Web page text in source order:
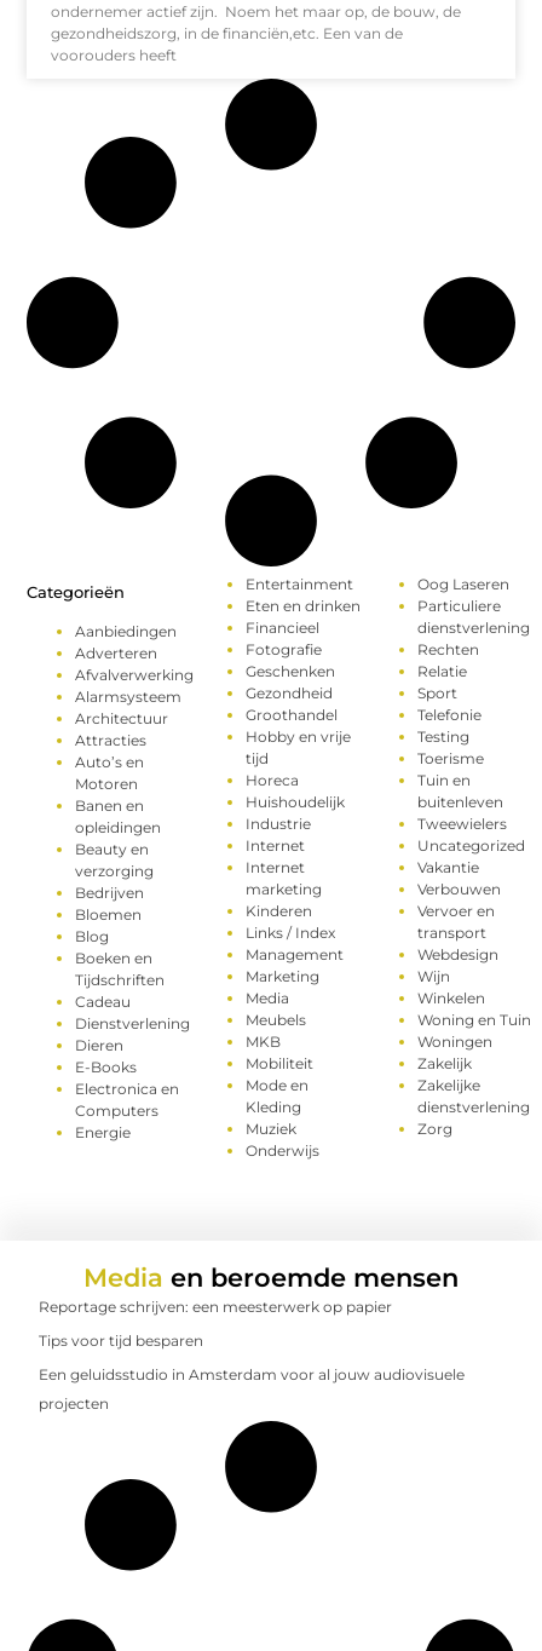
ondernemer actief zijn. Noem het maar op, de bouw, de
gezondheidszorg, in de financiën,etc. Een van de
voorouders heeft
Categorieën
Aanbiedingen
Adverteren
Afvalverwerking
Alarmsysteem
Architectuur
Attracties
Auto’s en
Motoren
Banen en
opleidingen
Beauty en
verzorging
Bedrijven
Bloemen
Blog
Boeken en
Tijdschriften
Cadeau
Dienstverlening
Dieren
E-Books
Electronica en
Computers
Energie
Entertainment
Eten en drinken
Financieel
Fotografie
Geschenken
Gezondheid
Groothandel
Hobby en vrije
tijd
Horeca
Huishoudelijk
Industrie
Internet
Internet
marketing
Kinderen
Links / Index
Management
Marketing
Media
Meubels
MKB
Mobiliteit
Mode en
Kleding
Muziek
Onderwijs
Oog Laseren
Particuliere
dienstverlening
Rechten
Relatie
Sport
Telefonie
Testing
Toerisme
Tuin en
buitenleven
Tweewielers
Uncategorized
Vakantie
Verbouwen
Vervoer en
transport
Webdesign
Wijn
Winkelen
Woning en Tuin
Woningen
Zakelijk
Zakelijke
dienstverlening
Zorg
Media en beroemde mensen
Reportage schrijven: een meesterwerk op papier
Tips voor tijd besparen
Een geluidsstudio in Amsterdam voor al jouw audiovisuele
projecten